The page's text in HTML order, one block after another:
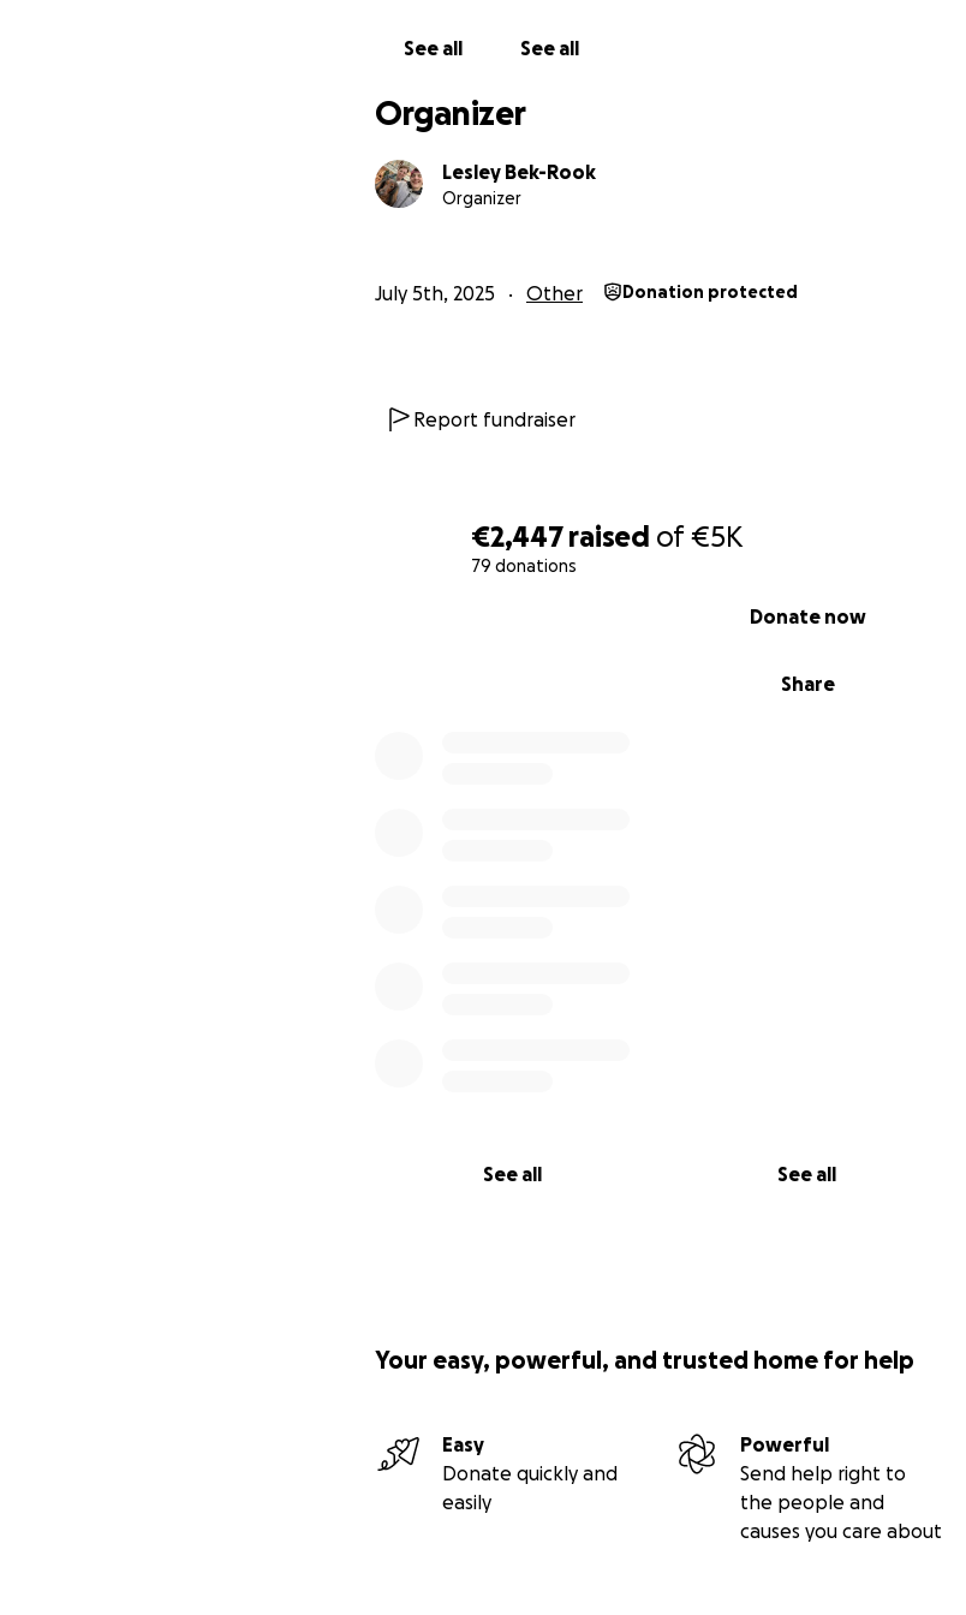
€2,447 raised of€5K
79 donations
Share
Donate now
See all See all
See all See all
Organizer
Lesley Bek-Rook
Organizer
July 5th, 2025 Other Donation protected
Report fundraiser
Your easy, powerful, and trusted home for help
Easy
Donate quickly and
easily
Powerful
Send help right to
the people and
causes you care about